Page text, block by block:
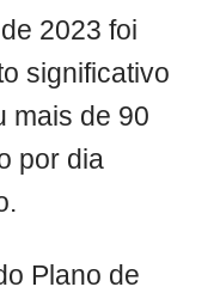
2023 foi
significativo
mais de 90
por dia
Plano de